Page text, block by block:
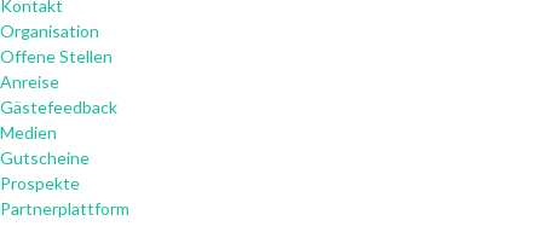
Kontakt
Organisation
Offene Stellen
Anreise
Gästefeedback
Medien
Gutscheine
Prospekte
Partnerplattform